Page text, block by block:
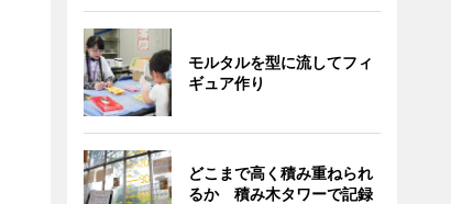
モルタルを型に流してフィ
ギュア作り
どこまで高く積み重ねられ
るか 積み木タワーで記録